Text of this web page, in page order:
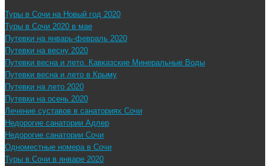
Туры в Сочи на Новый год 2020
Туры в Сочи 2020 в мае
Путевки на январь-февраль 2020
Путевки на весну 2020
Путевки весна и лето. Кавказские Минеральные Воды
Путевки весна и лето в Крыму
Путевки на лето 2020
Путевки на осень 2020
Лечение суставов в санаториях Сочи
Недорогие санатории Адлер
Недорогие санатории Сочи
Одноместные номера в Сочи
Туры в Сочи в январе 2020